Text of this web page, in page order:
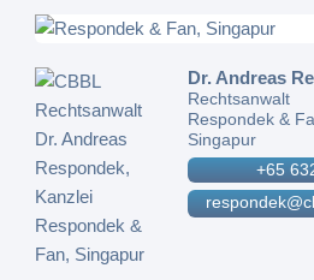
Dr. Andreas
Rechtsanwalt
Respondek &
Singapur
+65